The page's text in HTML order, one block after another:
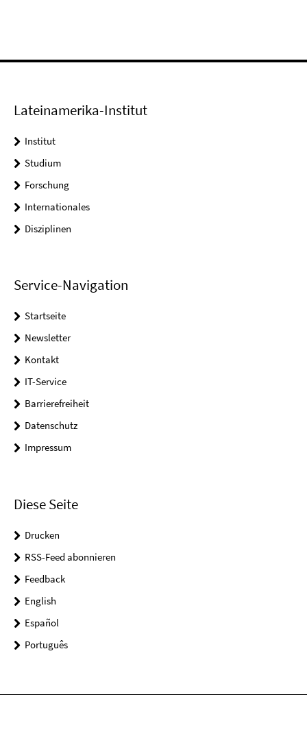
Lateinamerika-Institut
Institut
Studium
Forschung
Internationales
Disziplinen
Service-Navigation
Startseite
Newsletter
Kontakt
IT-Service
Barrierefreiheit
Datenschutz
Impressum
Diese Seite
Drucken
RSS-Feed abonnieren
Feedback
English
Español
Português